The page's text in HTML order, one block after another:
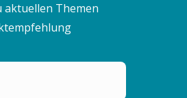
aktuellen Themen